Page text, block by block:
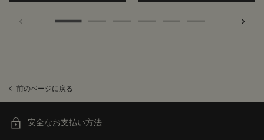
前のページに戻る
安全なお支払い方法